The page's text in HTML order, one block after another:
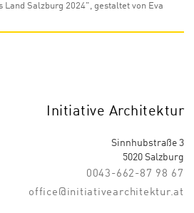
Salzburg 2024", gestaltet von Eva
Initiative Architektur
Sinnhubstraße 3
5020 Salzburg
0043-662-87 98 67
office@initiativearchitektur.at